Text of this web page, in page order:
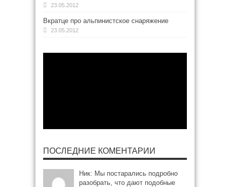
23.05.2012
Вкратце про альпинистское снаряжение
23.05.2012
ПОСЛЕДНИЕ КОМЕНТАРИИ
Ник: Мы постарались подробно
разобрать, что дают подобные